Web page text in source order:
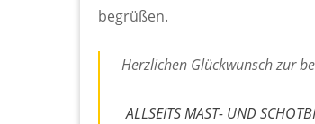
begrüßen.
Herzlichen Glückwunsch zur
ALLSEITS MAST- UND